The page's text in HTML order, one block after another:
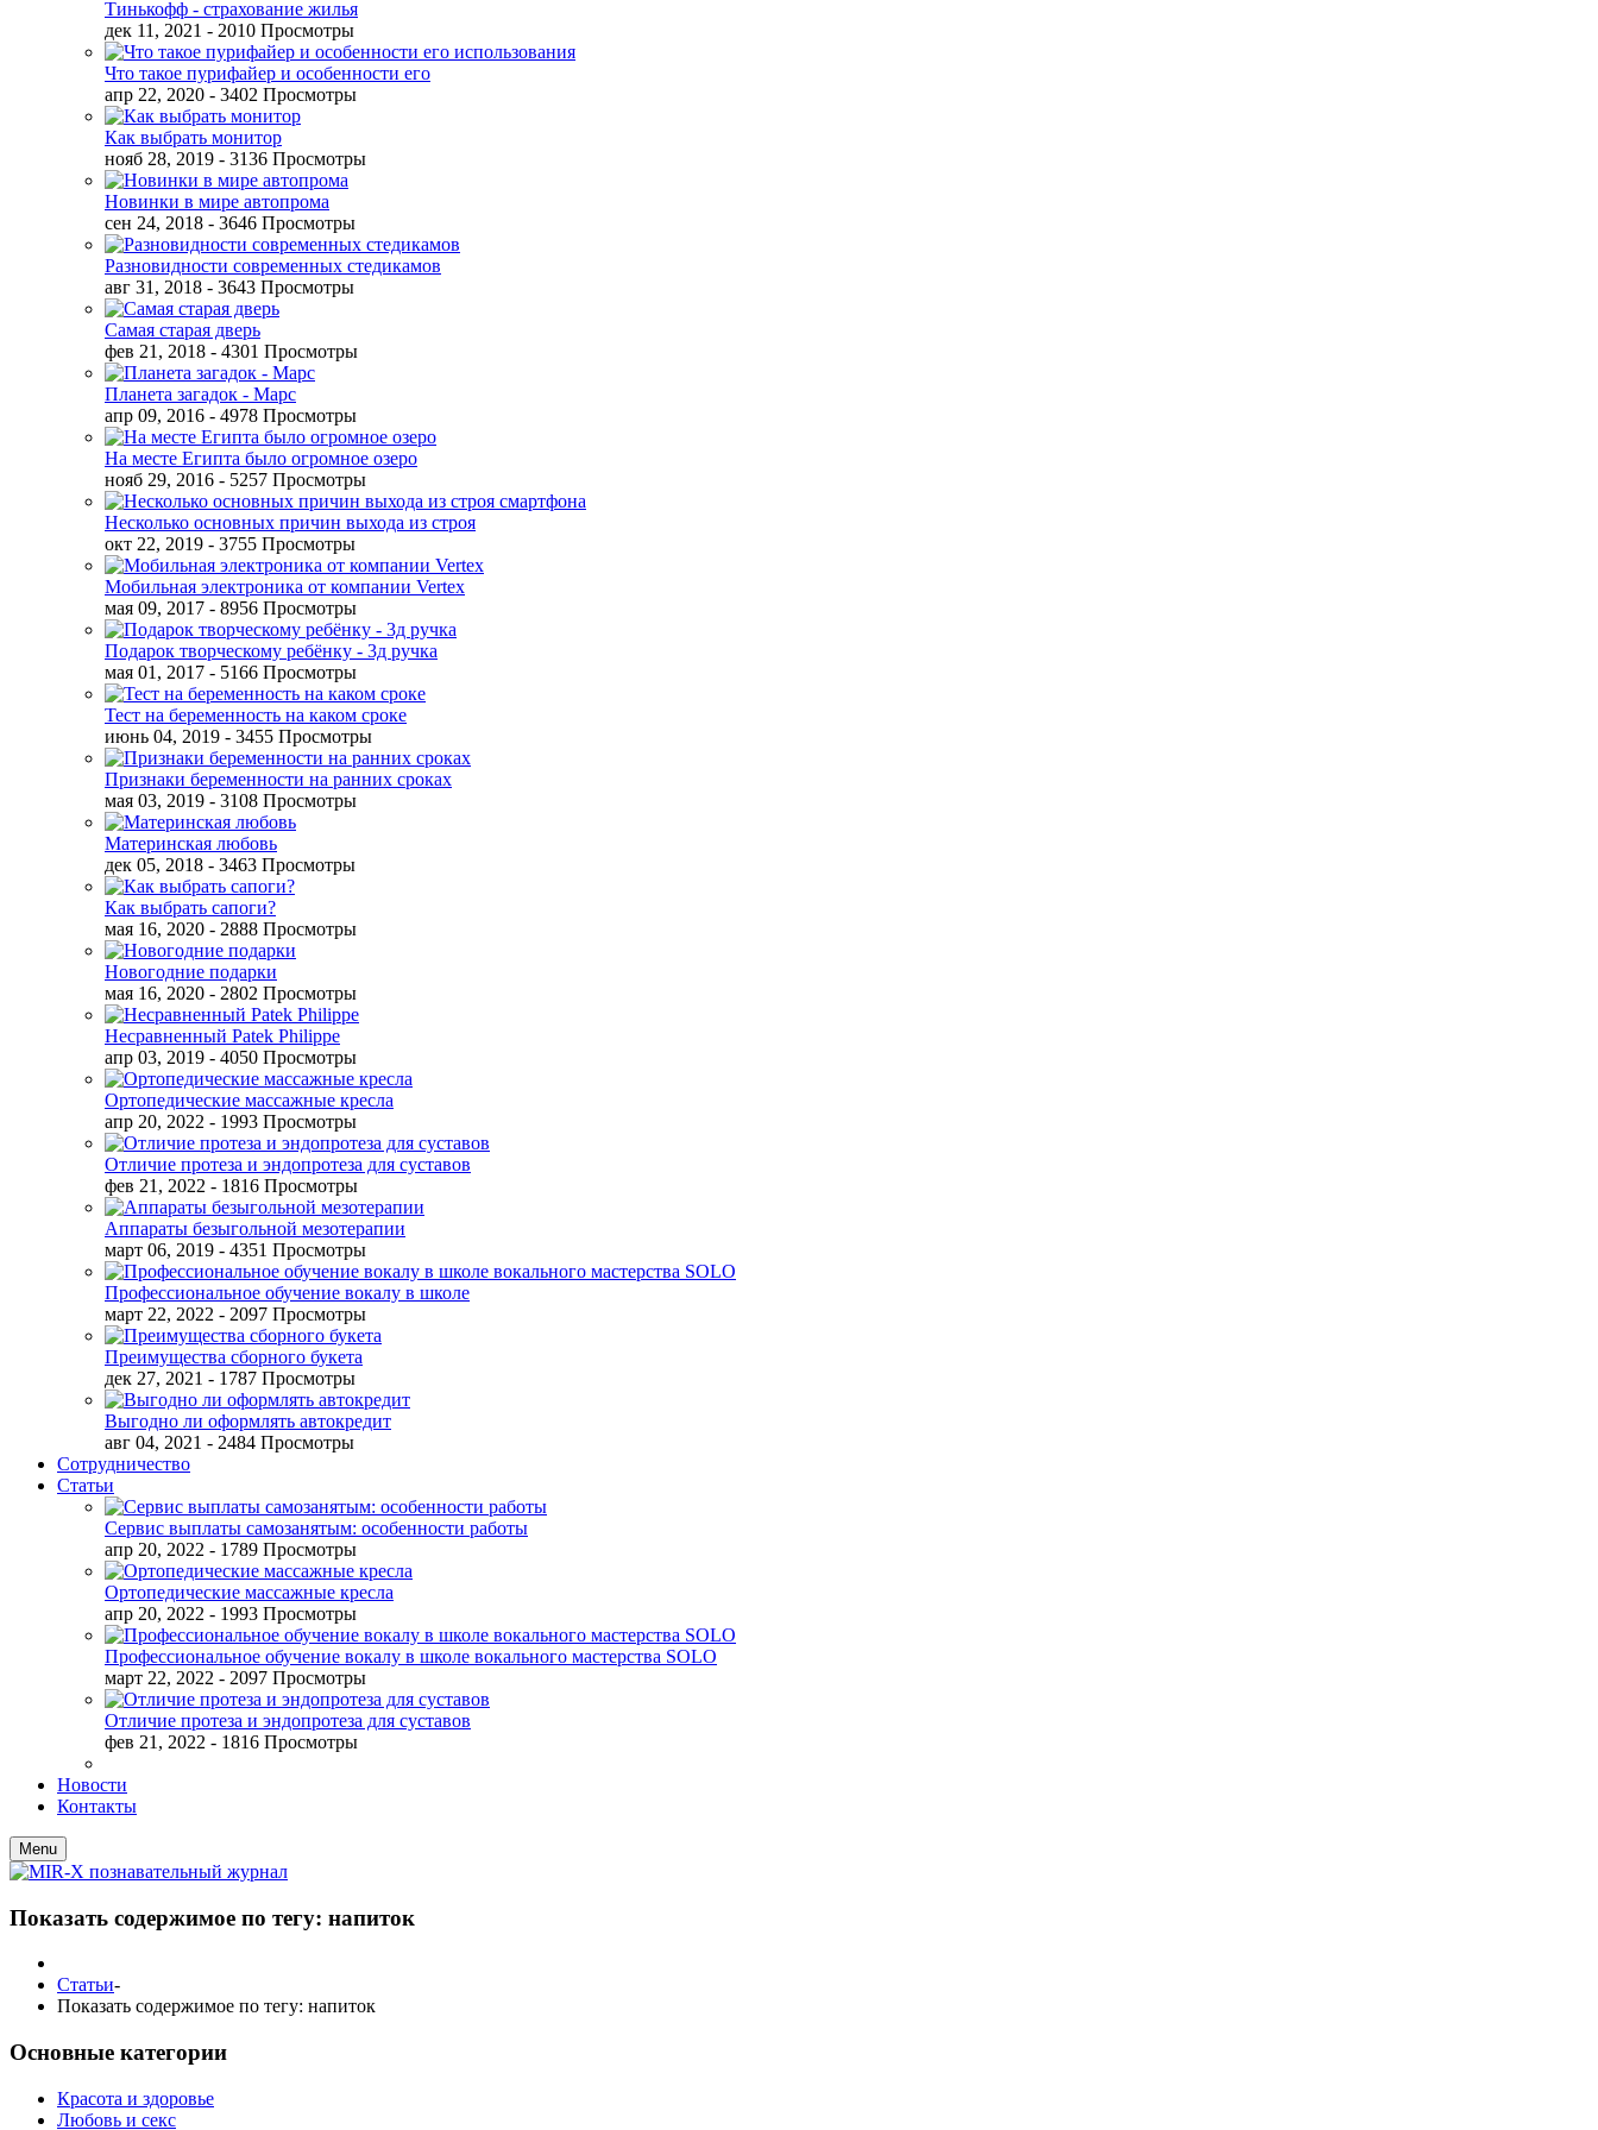
Тинькофф - страхование жилья
дек 11, 2021 - 2010 Просмотры
Что такое пурифайер и особенности его
апр 22, 2020 - 3402 Просмотры
Как выбрать монитор
нояб 28, 2019 - 3136 Просмотры
Новинки в мире автопрома
сен 24, 2018 - 3646 Просмотры
Разновидности современных стедикамов
авг 31, 2018 - 3643 Просмотры
Самая старая дверь
фев 21, 2018 - 4301 Просмотры
Планета загадок - Марс
апр 09, 2016 - 4978 Просмотры
На месте Египта было огромное озеро
нояб 29, 2016 - 5257 Просмотры
Несколько основных причин выхода из строя
окт 22, 2019 - 3755 Просмотры
Мобильная электроника от компании Vertex
мая 09, 2017 - 8956 Просмотры
Подарок творческому ребёнку - 3д ручка
мая 01, 2017 - 5166 Просмотры
Тест на беременность на каком сроке
июнь 04, 2019 - 3455 Просмотры
Признаки беременности на ранних сроках
мая 03, 2019 - 3108 Просмотры
Материнская любовь
дек 05, 2018 - 3463 Просмотры
Как выбрать сапоги?
мая 16, 2020 - 2888 Просмотры
Новогодние подарки
мая 16, 2020 - 2802 Просмотры
Несравненный Patek Philippe
апр 03, 2019 - 4050 Просмотры
Ортопедические массажные кресла
апр 20, 2022 - 1993 Просмотры
Отличие протеза и эндопротеза для суставов
фев 21, 2022 - 1816 Просмотры
Аппараты безыгольной мезотерапии
март 06, 2019 - 4351 Просмотры
Профессиональное обучение вокалу в школе
март 22, 2022 - 2097 Просмотры
Преимущества сборного букета
дек 27, 2021 - 1787 Просмотры
Выгодно ли оформлять автокредит
авг 04, 2021 - 2484 Просмотры
Сотрудничество
Статьи
Сервис выплаты самозанятым: особенности работы
апр 20, 2022 - 1789 Просмотры
Ортопедические массажные кресла
апр 20, 2022 - 1993 Просмотры
Профессиональное обучение вокалу в школе вокального мастерства SOLO
март 22, 2022 - 2097 Просмотры
Отличие протеза и эндопротеза для суставов
фев 21, 2022 - 1816 Просмотры
Новости
Контакты
Menu
Показать содержимое по тегу: напиток
Статьи-
Показать содержимое по тегу: напиток
Основные категории
Красота и здоровье
Любовь и секс